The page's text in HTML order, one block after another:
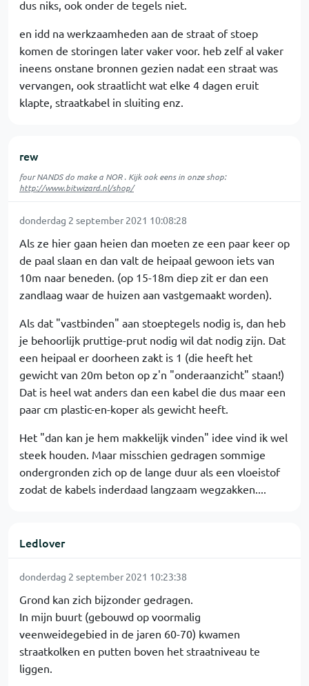
dus niks, ook onder de tegels niet.
en idd na werkzaamheden aan de straat of stoep
komen de storingen later vaker voor. heb zelf al vaker
ineens onstane bronnen gezien nadat een straat was
vervangen, ook straatlicht wat elke 4 dagen eruit
klapte, straatkabel in sluiting enz.
rew
four NANDS do make a NOR . Kijk ook eens in onze shop:
http://www.bitwizard.nl/shop/
donderdag 2 september 2021 10:08:28
Als ze hier gaan heien dan moeten ze een paar keer op
de paal slaan en dan valt de heipaal gewoon iets van
10m naar beneden. (op 15-18m diep zit er dan een
zandlaag waar de huizen aan vastgemaakt worden).
Als dat "vastbinden" aan stoeptegels nodig is, dan heb
je behoorlijk pruttige-prut nodig wil dat nodig zijn. Dat
een heipaal er doorheen zakt is 1 (die heeft het
gewicht van 20m beton op z'n "onderaanzicht" staan!)
Dat is heel wat anders dan een kabel die dus maar een
paar cm plastic-en-koper als gewicht heeft.
Het "dan kan je hem makkelijk vinden" idee vind ik wel
steek houden. Maar misschien gedragen sommige
ondergronden zich op de lange duur als een vloeistof
zodat de kabels inderdaad langzaam wegzakken....
Ledlover
donderdag 2 september 2021 10:23:38
Grond kan zich bijzonder gedragen.
In mijn buurt (gebouwd op voormalig
veenweidegebied in de jaren 60-70) kwamen
straatkolken en putten boven het straatniveau te
liggen.